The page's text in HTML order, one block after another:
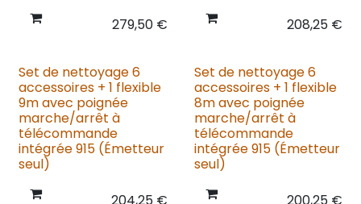
279,50€
208,25 €
Set de nettoyage 6
accessoires + 1 flexible
9m avec poignée
marche/arrêt à
télécommande
intégrée 915 (Émetteur
seul)
204,25€
Set de nettoyage 6
accessoires + 1 flexible
8m avec poignée
marche/arrêt à
télécommande
intégrée 915 (Émetteur
seul)
200,25 €